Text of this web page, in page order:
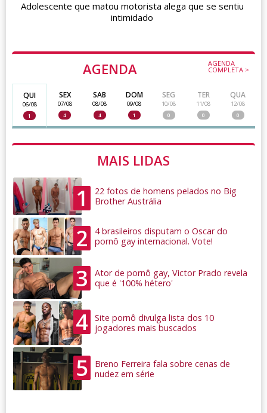
AGENDA AGENDA
COMPLETA >
QUI
06/08
1
SEX
07/08
4
SAB
08/08
4
DOM
09/08
1
SEG
10/08
0
TER
11/08
0
QUA
12/08
0
MAIS LIDAS
1
22 fotos de homens pelados no Big
Brother Austrália
2
4 brasileiros disputam o Oscar do
pornô gay internacional. Vote!
3
Ator de pornô gay, Victor Prado revela
que é '100% hétero'
4
Site pornô divulga lista dos 10
jogadores mais buscados
5
Breno Ferreira fala sobre cenas de
nudez em série
Adolescente que matou motorista alega que se sentiu
intimidado